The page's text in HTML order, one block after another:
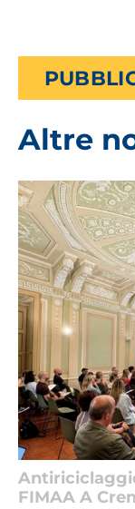
Altre
FIMAA A